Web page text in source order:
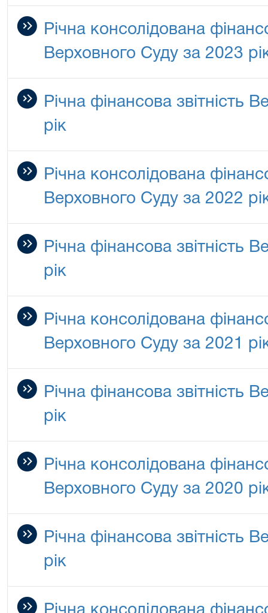
Річна консолідована
Верховного Суду за 2023
Річна фінансова звітність
рік
Річна консолідована
Верховного Суду за 2022
Річна фінансова звітність
рік
Річна консолідована
Верховного Суду за 2021
Річна фінансова звітність
рік
Річна консолідована
Верховного Суду за 2020
Річна фінансова звітність
рік